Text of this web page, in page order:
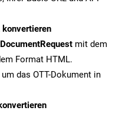
konvertieren
mit dem
Format HTML.
das OTT-Dokument in